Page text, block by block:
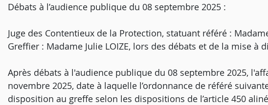
Débats à l’audience publique du 08 septembre 2025 :
Juge des Contentieux de la Protection, statuant référé :
Greffier : Madame Julie LOIZE, lors des débats et de la mise à
Après débats à l'audience publique du 08 septembre 2025,
novembre 2025, date à laquelle l’ordonnance de référé
disposition au greffe selon les dispositions de l’article 450